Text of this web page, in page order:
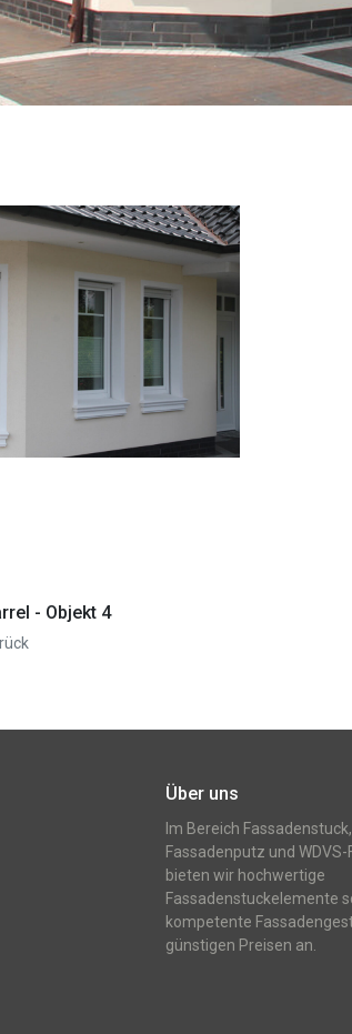
- Objekt 4
Über uns
Im Bereich Fassadenstuck,
Fassadenputz und WDVS-
bieten wir hochwertige
Fassadenstuckelemente
kompetente
günstigen Preisen an.